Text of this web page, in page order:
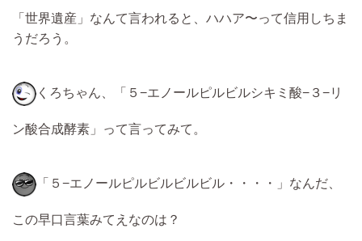
「世界遺産」なんて言われると、ハハア〜って信用しちま
うだろう。
くろちゃん、「５−エノールピルビルシキミ酸−３−リ
ン酸合成酵素」って言ってみて。
「５−エノールピルビルビルビル・・・・」なんだ、
この早口言葉みてえなのは？